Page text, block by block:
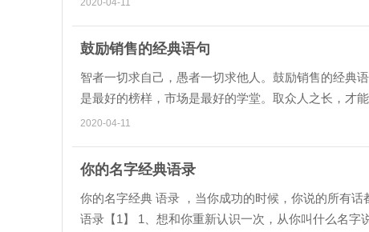
2020-04-11
鼓励销售的经典语句
智者一切求自己，愚者一切求他人。鼓励销售的经典
是最好的榜样，市场是最好的学堂。取众人之长，才
成交。 3 . 当你学会了...
2020-04-11
你的名字经典语录
你的名字经典 语录 ，当你成功的时候，你说的所有
语录【1】 1、想和你重新认识一次，从你叫什么名